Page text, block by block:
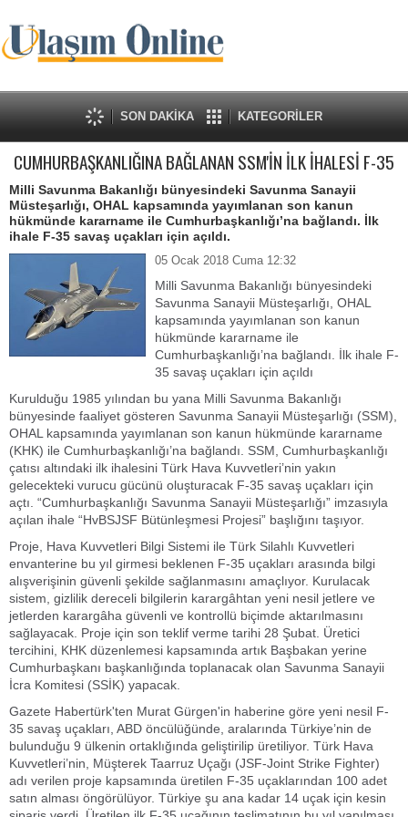
SON DAKİKA KATEGORİLER
CUMHURBAŞKANLIĞINA BAĞLANAN SSM'İN İLK İHALESİ F-35
Milli Savunma Bakanlığı bünyesindeki Savunma Sanayii
Müsteşarlığı, OHAL kapsamında yayımlanan son kanun
hükmünde kararname ile Cumhurbaşkanlığı’na bağlandı. İlk
ihale F-35 savaş uçakları için açıldı.
05 Ocak 2018 Cuma 12:32
Milli Savunma Bakanlığı bünyesindeki
Savunma Sanayii Müsteşarlığı, OHAL
kapsamında yayımlanan son kanun
hükmünde kararname ile
Cumhurbaşkanlığı’na bağlandı. İlk ihale F-
35 savaş uçakları için açıldı
Kurulduğu 1985 yılından bu yana Milli Savunma Bakanlığı
bünyesinde faaliyet gösteren Savunma Sanayii Müsteşarlığı (SSM),
OHAL kapsamında yayımlanan son kanun hükmünde kararname
(KHK) ile Cumhurbaşkanlığı’na bağlandı. SSM, Cumhurbaşkanlığı
çatısı altındaki ilk ihalesini Türk Hava Kuvvetleri’nin yakın
gelecekteki vurucu gücünü oluşturacak F-35 savaş uçakları için
açtı. “Cumhurbaşkanlığı Savunma Sanayii Müsteşarlığı” imzasıyla
açılan ihale “HvBSJSF Bütünleşmesi Projesi” başlığını taşıyor.
Proje, Hava Kuvvetleri Bilgi Sistemi ile Türk Silahlı Kuvvetleri
envanterine bu yıl girmesi beklenen F-35 uçakları arasında bilgi
alışverişinin güvenli şekilde sağlanmasını amaçlıyor. Kurulacak
sistem, gizlilik dereceli bilgilerin karargâhtan yeni nesil jetlere ve
jetlerden karargâha güvenli ve kontrollü biçimde aktarılmasını
sağlayacak. Proje için son teklif verme tarihi 28 Şubat. Üretici
tercihini, KHK düzenlemesi kapsamında artık Başbakan yerine
Cumhurbaşkanı başkanlığında toplanacak olan Savunma Sanayii
İcra Komitesi (SSİK) yapacak.
Gazete Habertürk'ten Murat Gürgen'in haberine göre yeni nesil F-
35 savaş uçakları, ABD öncülüğünde, aralarında Türkiye’nin de
bulunduğu 9 ülkenin ortaklığında geliştirilip üretiliyor. Türk Hava
Kuvvetleri’nin, Müşterek Taarruz Uçağı (JSF-Joint Strike Fighter)
adı verilen proje kapsamında üretilen F-35 uçaklarından 100 adet
satın alması öngörülüyor. Türkiye şu ana kadar 14 uçak için kesin